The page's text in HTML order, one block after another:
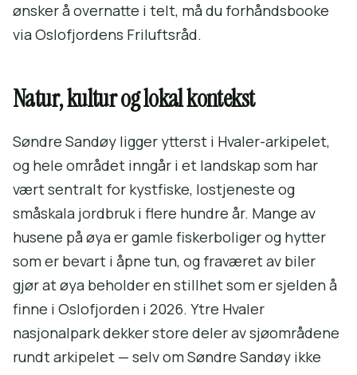
ønsker å overnatte i telt, må du forhåndsbooke
via Oslofjordens Friluftsråd.
Natur, kultur og lokal kontekst
Søndre Sandøy ligger ytterst i Hvaler-arkipelet,
og hele området inngår i et landskap som har
vært sentralt for kystfiske, lostjeneste og
småskala jordbruk i flere hundre år. Mange av
husene på øya er gamle fiskerboliger og hytter
som er bevart i åpne tun, og fraværet av biler
gjør at øya beholder en stillhet som er sjelden å
finne i Oslofjorden i 2026. Ytre Hvaler
nasjonalpark dekker store deler av sjøområdene
rundt arkipelet — selv om Søndre Sandøy ikke